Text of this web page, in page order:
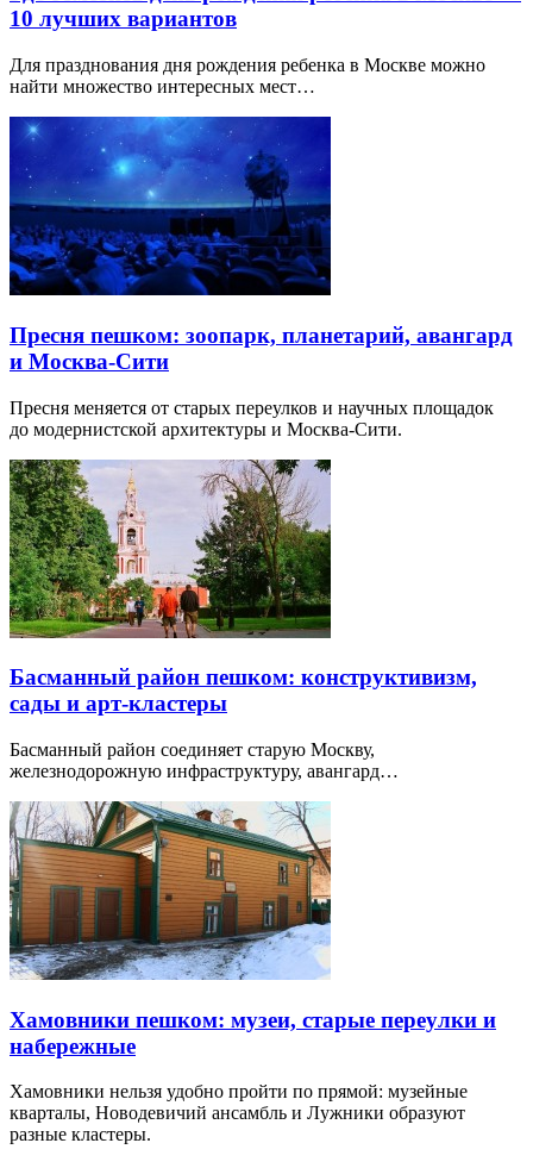
10 лучших вариантов
Для празднования дня рождения ребенка в Москве можно
найти множество интересных мест…
Пресня пешком: зоопарк, планетарий, авангард
и Москва-Сити
Пресня меняется от старых переулков и научных площадок
до модернистской архитектуры и Москва-Сити.
Басманный район пешком: конструктивизм,
сады и арт-кластеры
Басманный район соединяет старую Москву,
железнодорожную инфраструктуру, авангард…
Хамовники пешком: музеи, старые переулки и
набережные
Хамовники нельзя удобно пройти по прямой: музейные
кварталы, Новодевичий ансамбль и Лужники образуют
разные кластеры.